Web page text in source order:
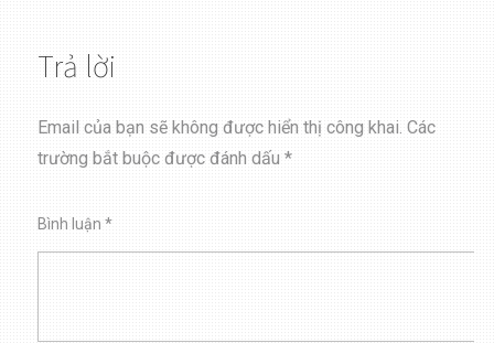
Trả lời
Email của bạn sẽ không được hiển thị công khai. Các
trường bắt buộc được đánh dấu*
Bình luận*